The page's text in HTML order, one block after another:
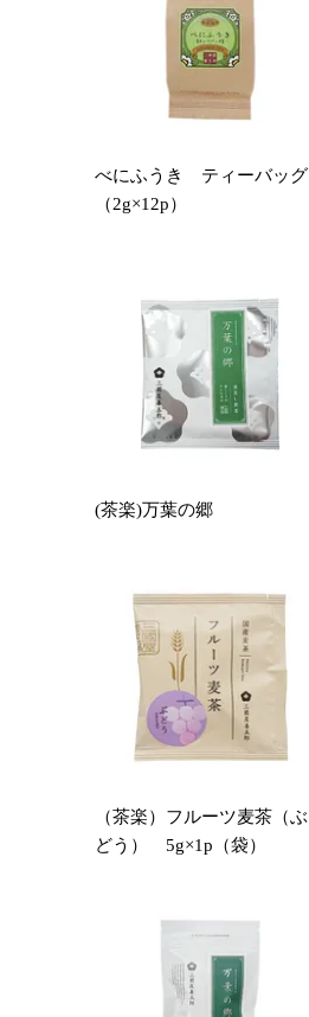
べにふうき ティーバッグ
（2g×12p）
(茶楽)万葉の郷
（茶楽）フルーツ麦茶（ぶ
どう） 5g×1p（袋）